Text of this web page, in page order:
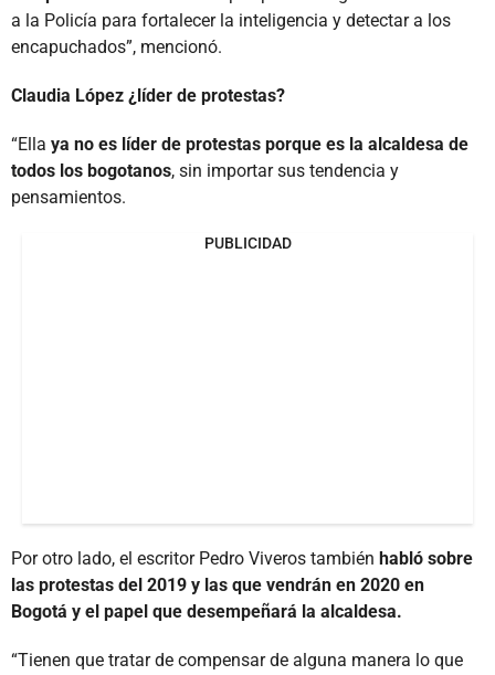
a la Policía para fortalecer la inteligencia y detectar a los
encapuchados”, mencionó.
Claudia López ¿líder de protestas?
“Ella ya no es líder de protestas porque es la alcaldesa de
todos los bogotanos, sin importar sus tendencia y
pensamientos.
PUBLICIDAD
Por otro lado, el escritor Pedro Viveros también habló sobre
las protestas del 2019 y las que vendrán en 2020 en
Bogotá y el papel que desempeñará la alcaldesa.
“Tienen que tratar de compensar de alguna manera lo que